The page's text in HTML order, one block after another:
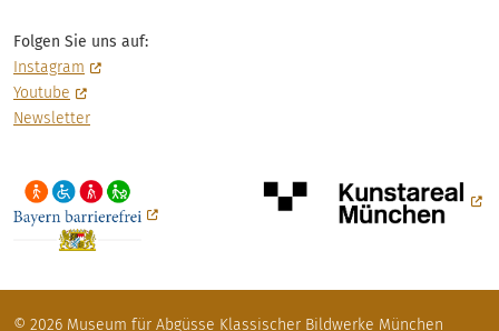
Folgen Sie uns auf:
Instagram
Youtube
Newsletter
© 2026 Museum für Abgüsse Klassischer Bildwerke München